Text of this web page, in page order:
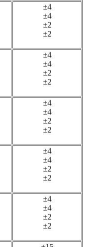
±4
±4
±2
±2
±4
±4
±2
±2
±4
±4
±2
±2
±4
±4
±2
±2
±4
±4
±2
±2